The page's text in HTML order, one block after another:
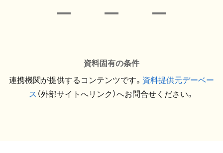
資料固有の条件
連携機関が提供するコンテンツです。 資料提供元デーベー
ス （外部サイトへリンク）へお問合せください。